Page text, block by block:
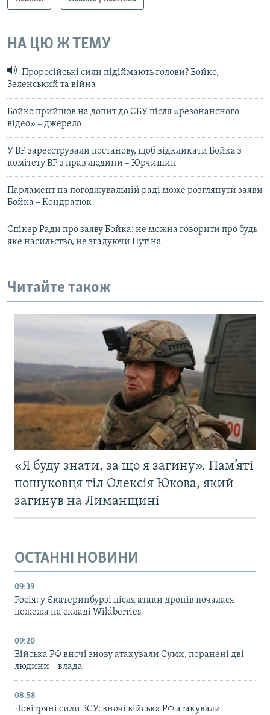
НА ЦЮ Ж ТЕМУ
Проросійські сили підіймають голови? Бойко,
Зеленський та війна
Бойко прийшов на допит до СБУ після «резонансного
відео» – джерело
У ВР зареєстрували постанову, щоб відкликати Бойка з
комітету ВР з прав людини – Юрчишин
Парламент на погоджувальній раді може розглянути заяви
Бойка – Кондратюк
Спікер Ради про заяву Бойка: не можна говорити про будь-
яке насильство, не згадуючи Путіна
Читайте також
«Я буду знати, за що я загину». Пам’яті
пошуковця тіл Олексія Юкова, який
загинув на Лиманщині
ОСТАННІ НОВИНИ
09:39
Росія: у Єкатеринбурзі після атаки дронів почалася
пожежа на складі Wildberries
09:20
Війська РФ вночі знову атакували Суми, поранені дві
людини – влада
08:58
Повітряні сили ЗСУ: вночі війська РФ атакували